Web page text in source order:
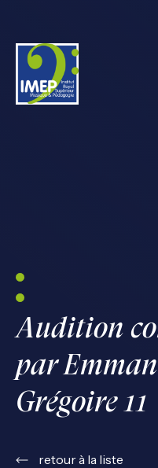
Audition
par
Grégoire 11
retour à la liste